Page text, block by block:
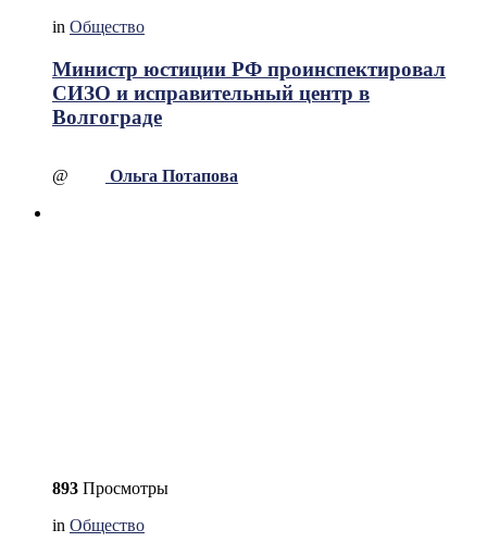
in Общество
Министр юстиции РФ проинспектировал
СИЗО и исправительный центр в
Волгограде
@ Ольга Потапова
893 Просмотры
in Общество